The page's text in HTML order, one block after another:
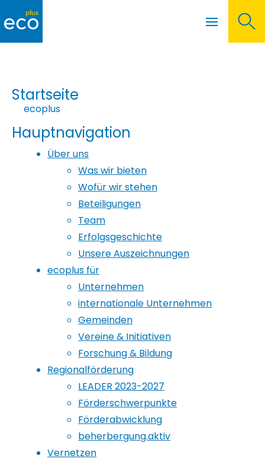
Hauptnavigation
Menü öffnen
Startseite
ecoplus
Hauptnavigation
Über uns
Was wir bieten
Wofür wir stehen
Beteiligungen
Team
Erfolgsgeschichte
Unsere Auszeichnungen
ecoplus für
Unternehmen
internationale Unternehmen
Gemeinden
Vereine & Initiativen
Forschung & Bildung
Regionalförderung
LEADER 2023-2027
Förderschwerpunkte
Förderabwicklung
beherbergung.aktiv
Vernetzen